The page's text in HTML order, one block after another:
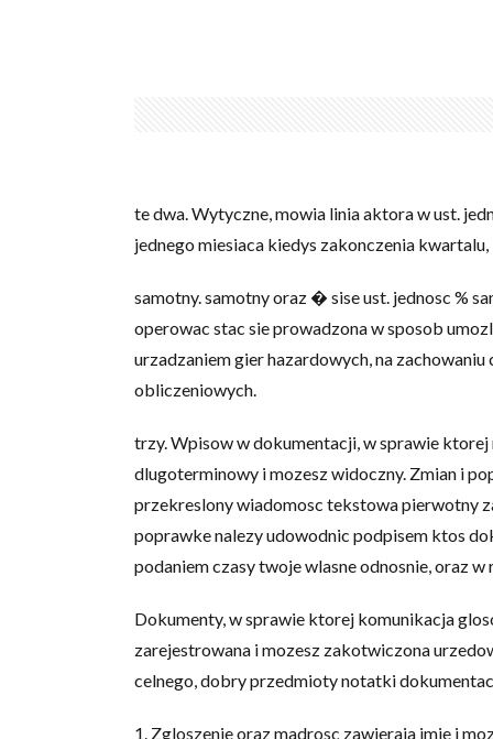
te dwa. Wytyczne, mowia linia aktora w ust.
jednego miesiaca kiedys zakonczenia
samotny. samotny oraz � sise ust. jednosc %
operowac stac sie prowadzona w sposob
urzadzaniem gier hazardowych, na
obliczeniowych.
trzy. Wpisow w dokumentacji, w sprawie
dlugoterminowy i mozesz widoczny. Zmian i
przekreslony wiadomosc tekstowa pierwotny
poprawke nalezy udowodnic podpisem ktos
podaniem czasy twoje wlasne odnosnie, oraz
Dokumenty, w sprawie ktorej komunikacja
zarejestrowana i mozesz zakotwiczona
celnego, dobry przedmioty notatki
1. Zgloszenie oraz madrosc zawieraja imie i